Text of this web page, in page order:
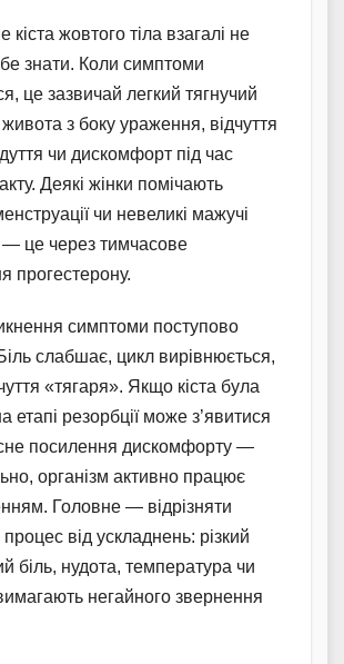
кіста жовтого тіла взагалі не
знати. Коли симптоми
це зазвичай легкий тягнучий
живота з боку ураження, відчуття
чи дискомфорт під час
Деякі жінки помічають
чи невеликі мажучі
— це через тимчасове
прогестерону.
симптоми поступово
слабшає, цикл вирівнюється,
«тягаря». Якщо кіста була
етапі резорбції може з’явитися
посилення дискомфорту —
організм активно працює
Головне — відрізняти
від ускладнень: різкий
біль, нудота, температура чи
негайного звернення